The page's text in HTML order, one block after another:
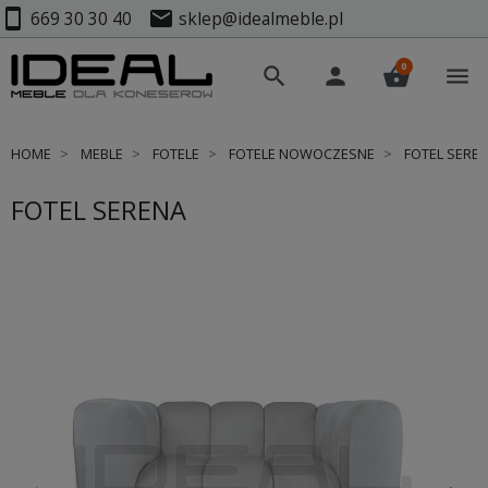
smartphone 669 30 30 40 mail sklep@idealmeble.pl
search person shopping_basket
0 menu
HOME MEBLE FOTELE FOTELE NOWOCZESNE FOTEL
FOTEL SERENA